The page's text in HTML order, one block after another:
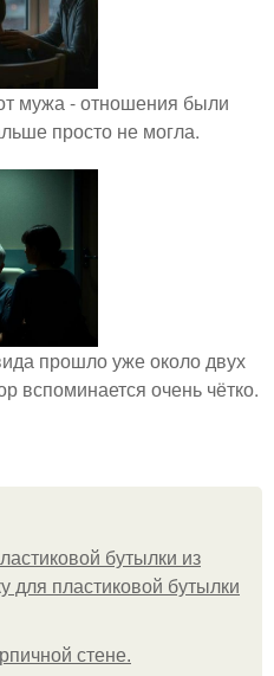
мужа - отношения были
просто не могла.
прошло уже около двух
вспоминается очень чётко.
бутылки из
для пластиковой бутылки
стене.